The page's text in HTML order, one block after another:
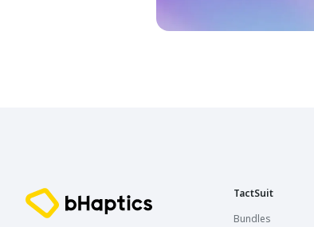
TactSuit
Bundles